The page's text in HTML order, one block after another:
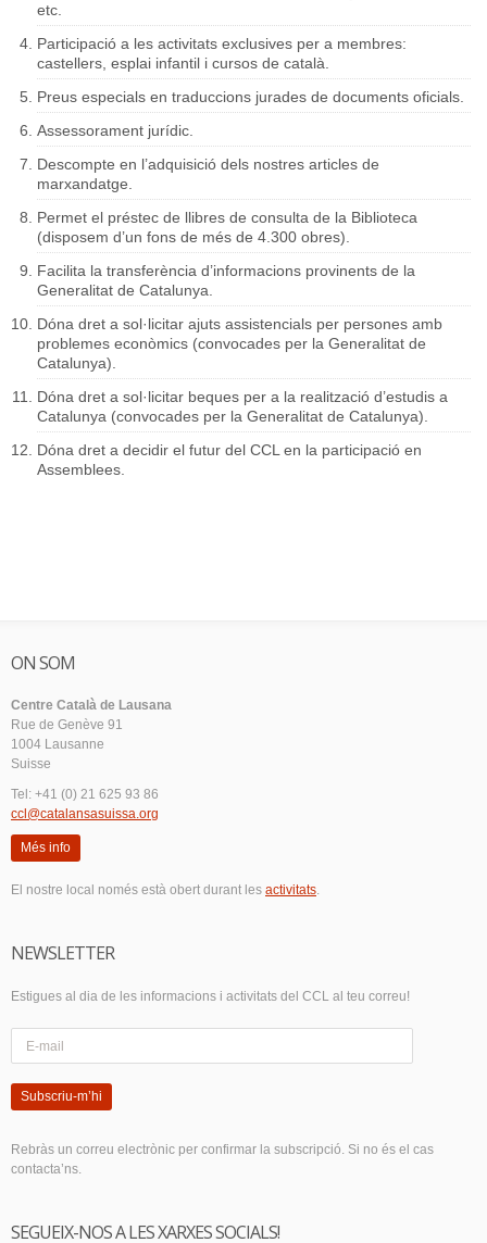
etc.
Participació a les activitats exclusives per a membres:
castellers, esplai infantil i cursos de català.
Preus especials en traduccions jurades de documents oficials.
Assessorament jurídic.
Descompte en l’adquisició dels nostres articles de
marxandatge.
Permet el préstec de llibres de consulta de la Biblioteca
(disposem d’un fons de més de 4.300 obres).
Facilita la transferència d’informacions provinents de la
Generalitat de Catalunya.
Dóna dret a sol·licitar ajuts assistencials per persones amb
problemes econòmics (convocades per la Generalitat de
Catalunya).
Dóna dret a sol·licitar beques per a la realització d’estudis a
Catalunya (convocades per la Generalitat de Catalunya).
Dóna dret a decidir el futur del CCL en la participació en
Assemblees.
ON SOM
Centre Català de Lausana
Rue de Genève 91
1004 Lausanne
Suisse
Tel: +41 (0) 21 625 93 86
ccl@catalansasuissa.org
Més info
El nostre local només està obert durant les activitats.
NEWSLETTER
Estigues al dia de les informacions i activitats del CCL al teu correu!
Subscriu-m’hi
Rebràs un correu electrònic per confirmar la subscripció. Si no és el cas
contacta’ns.
SEGUEIX-NOS A LES XARXES SOCIALS!